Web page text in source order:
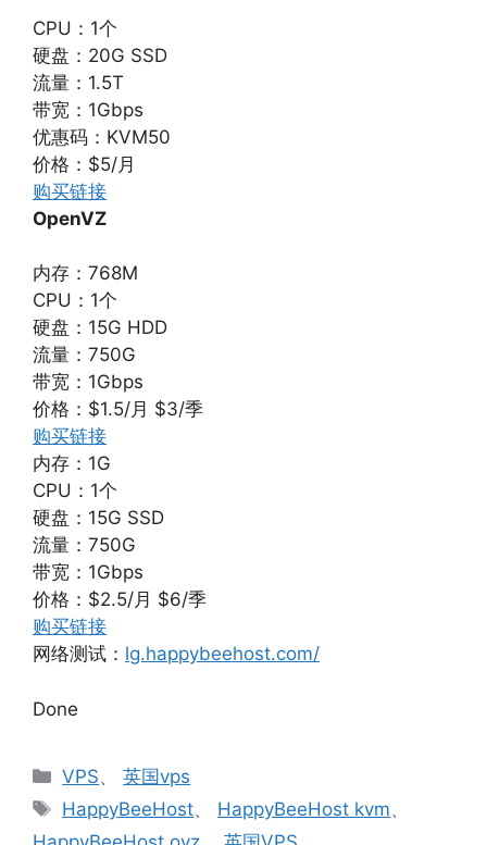
CPU：1个
硬盘：20G SSD
流量：1.5T
带宽：1Gbps
优惠码：KVM50
价格：$5/月
购买链接
OpenVZ
内存：768M
CPU：1个
硬盘：15G HDD
流量：750G
带宽：1Gbps
价格：$1.5/月 $3/季
购买链接
内存：1G
CPU：1个
硬盘：15G SSD
流量：750G
带宽：1Gbps
价格：$2.5/月 $6/季
购买链接
网络测试： lg.happybeehost.com/
Done
分
类
VPS、英国vps
标
HappyBeeHost、 HappyBeeHost kvm、